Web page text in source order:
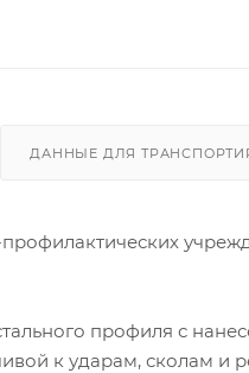
ДАННЫЕ ДЛЯ
профиля с
к ударам, сколам